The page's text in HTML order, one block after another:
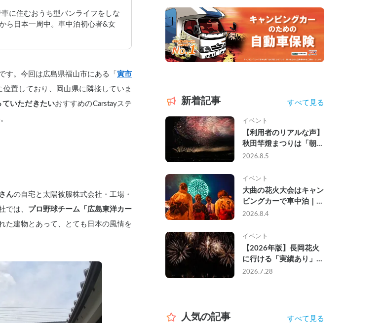
に住むおうち型バンライフをしな
ら日本一周中。車中泊初心者&女
す。今回は広島県福山市にある「 寅市
置しており、岡山県に隣接していま
いただきたいおすすめのCarstayステ
んの自宅と太陽被服株式会社・工場・
では、 プロ野球チーム「広島東洋カー
た建物とあって、とても日本の風情を
新着記事 すべて見る
イベント
【利用者のリアルな声】
秋田竿燈まつりは「朝か
ら夜まで」の祭り。キャ
組の記録
2026.8.5
イベント
大曲の花火大会はキャン
ピングカーで車中泊｜宿
なし・渋滞なしで楽しむ
2026.8.4
イベント
【2026年版】長岡花火
に行ける「実績あり」の
キャンピングカー3選｜
2026.7.28
人気の記事 すべて見る